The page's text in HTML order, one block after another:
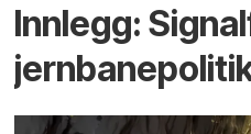
Innlegg: